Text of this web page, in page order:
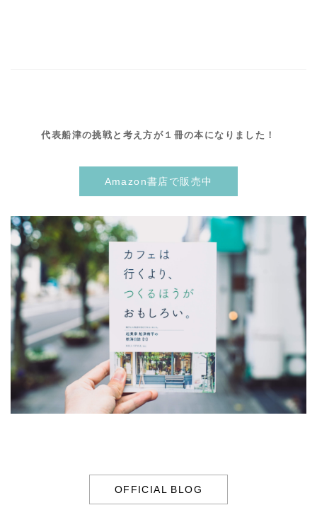
代表船津の挑戦と考え方が１冊の本になりました！
Amazon書店で販売中
OFFICIAL BLOG